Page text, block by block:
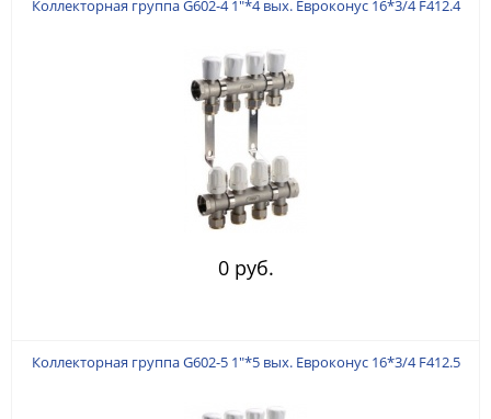
Коллекторная группа G602-4 1"*4 вых. Евроконус 16*3/4 F412.4
0 руб.
Коллекторная группа G602-5 1"*5 вых. Евроконус 16*3/4 F412.5